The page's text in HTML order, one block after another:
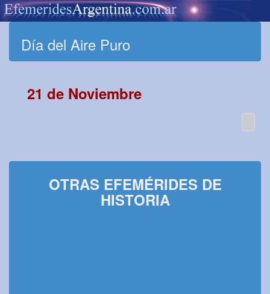
Día del Aire Puro
21 de Noviembre
OTRAS EFEMÉRIDES DE
HISTORIA